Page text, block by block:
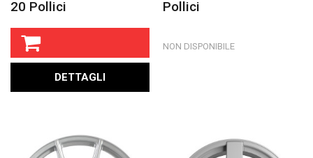
20 Pollici
DETTAGLI
Pollici
NON DISPONIBILE